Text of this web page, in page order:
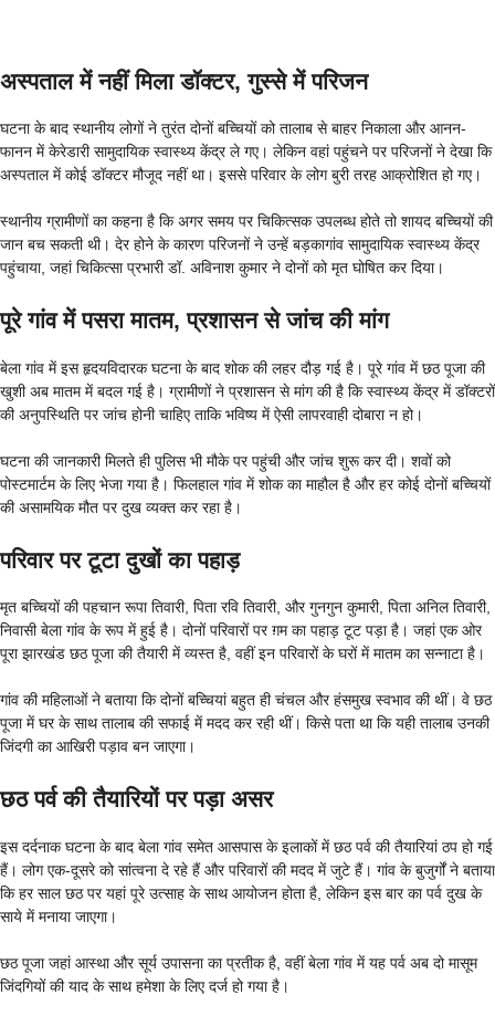
अस्पताल में नहीं मिला डॉक्टर, गुस्से में परिजन
घटना के बाद स्थानीय लोगों ने तुरंत दोनों बच्चियों को तालाब से बाहर निकाला और आनन-
फानन में केरेडारी सामुदायिक स्वास्थ्य केंद्र ले गए। लेकिन वहां पहुंचने पर परिजनों ने देखा कि
अस्पताल में कोई डॉक्टर मौजूद नहीं था। इससे परिवार के लोग बुरी तरह आक्रोशित हो गए।
स्थानीय ग्रामीणों का कहना है कि अगर समय पर चिकित्सक उपलब्ध होते तो शायद बच्चियों की
जान बच सकती थी। देर होने के कारण परिजनों ने उन्हें बड़कागांव सामुदायिक स्वास्थ्य केंद्र
पहुंचाया, जहां चिकित्सा प्रभारी डॉ. अविनाश कुमार ने दोनों को मृत घोषित कर दिया।
पूरे गांव में पसरा मातम, प्रशासन से जांच की मांग
बेला गांव में इस हृदयविदारक घटना के बाद शोक की लहर दौड़ गई है। पूरे गांव में छठ पूजा की
खुशी अब मातम में बदल गई है। ग्रामीणों ने प्रशासन से मांग की है कि स्वास्थ्य केंद्र में डॉक्टरों
की अनुपस्थिति पर जांच होनी चाहिए ताकि भविष्य में ऐसी लापरवाही दोबारा न हो।
घटना की जानकारी मिलते ही पुलिस भी मौके पर पहुंची और जांच शुरू कर दी। शवों को
पोस्टमार्टम के लिए भेजा गया है। फिलहाल गांव में शोक का माहौल है और हर कोई दोनों बच्चियों
की असामयिक मौत पर दुख व्यक्त कर रहा है।
परिवार पर टूटा दुखों का पहाड़
मृत बच्चियों की पहचान रूपा तिवारी, पिता रवि तिवारी, और गुनगुन कुमारी, पिता अनिल तिवारी,
निवासी बेला गांव के रूप में हुई है। दोनों परिवारों पर ग़म का पहाड़ टूट पड़ा है। जहां एक ओर
पूरा झारखंड छठ पूजा की तैयारी में व्यस्त है, वहीं इन परिवारों के घरों में मातम का सन्नाटा है।
गांव की महिलाओं ने बताया कि दोनों बच्चियां बहुत ही चंचल और हंसमुख स्वभाव की थीं। वे छठ
पूजा में घर के साथ तालाब की सफाई में मदद कर रही थीं। किसे पता था कि यही तालाब उनकी
जिंदगी का आखिरी पड़ाव बन जाएगा।
छठ पर्व की तैयारियों पर पड़ा असर
इस दर्दनाक घटना के बाद बेला गांव समेत आसपास के इलाकों में छठ पर्व की तैयारियां ठप हो गई
हैं। लोग एक-दूसरे को सांत्वना दे रहे हैं और परिवारों की मदद में जुटे हैं। गांव के बुजुर्गों ने बताया
कि हर साल छठ पर यहां पूरे उत्साह के साथ आयोजन होता है, लेकिन इस बार का पर्व दुख के
साये में मनाया जाएगा।
छठ पूजा जहां आस्था और सूर्य उपासना का प्रतीक है, वहीं बेला गांव में यह पर्व अब दो मासूम
जिंदगियों की याद के साथ हमेशा के लिए दर्ज हो गया है।